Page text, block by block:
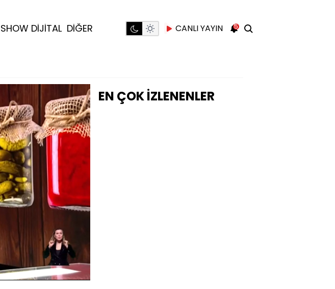
SHOW DİJİTAL DİĞER CANLI YAYIN 5
Oynatma
Hızı
EN ÇOK İZLENENLER